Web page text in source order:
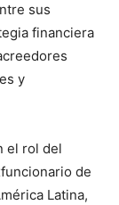
sus
financiera
y
el rol del
de
Latina,